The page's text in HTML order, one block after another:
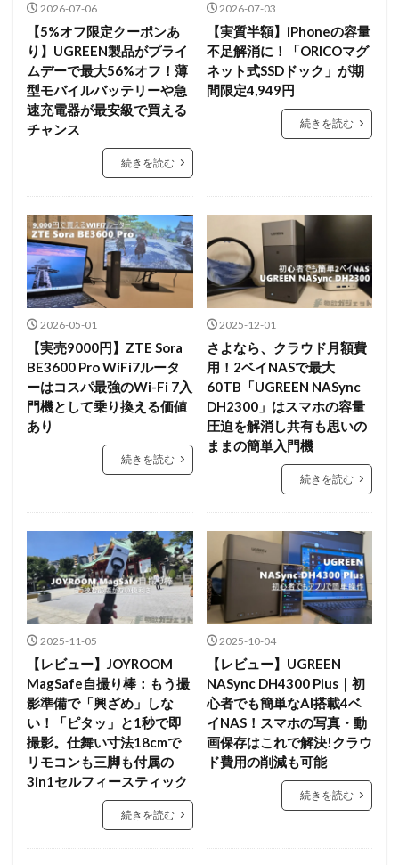
2026-07-06
【5%オフ限定クーポンあ
り】UGREEN製品がプライ
ムデーで最大56%オフ！薄
型モバイルバッテリーや急
速充電器が最安級で買える
チャンス
続きを読む
2026-07-03
【実質半額】iPhoneの容量
不足解消に！「ORICOマグ
ネット式SSDドック」が期
間限定4,949円
続きを読む
2026-05-01
【実売9000円】ZTE Sora
BE3600 Pro WiFi7ルータ
ーはコスパ最強のWi-Fi 7入
門機として乗り換える価値
あり
続きを読む
2025-12-01
さよなら、クラウド月額費
用！2ベイNASで最大
60TB「UGREEN NASync
DH2300」はスマホの容量
圧迫を解消し共有も思いの
ままの簡単入門機
続きを読む
2025-11-05
【レビュー】JOYROOM
MagSafe自撮り棒：もう撮
影準備で「興ざめ」しな
い！「ピタッ」と1秒で即
撮影。仕舞い寸法18cmで
リモコンも三脚も付属の
3in1セルフィースティック
続きを読む
2025-10-04
【レビュー】UGREEN
NASync DH4300 Plus｜初
心者でも簡単なAI搭載4ベ
イNAS！スマホの写真・動
画保存はこれで解決!クラウ
ド費用の削減も可能
続きを読む